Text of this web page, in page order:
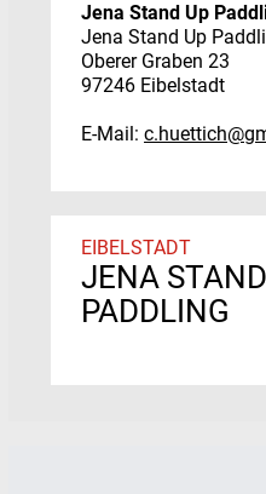
Jena Stand Up
Jena Stand Up
Oberer Graben 23
97246 Eibelstadt
E-Mail:
EIBELSTADT
JENA
PADDLING